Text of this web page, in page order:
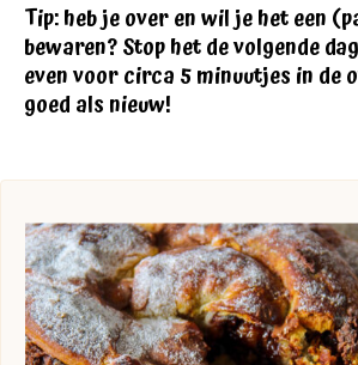
Tip: heb je over en wil je het een
bewaren? Stop het de volgende
even voor circa 5 minuutjes in de
goed als nieuw!